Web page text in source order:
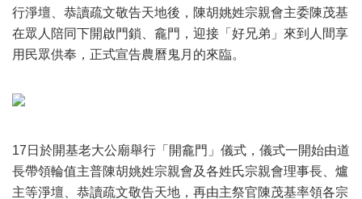
行淨壇、恭讀疏文敬告天地後，陳胡姚姓宗親會主委陳茂基
在眾人陪同下開啟門鎖、龕門，迎接「好兄弟」來到人間享
用民眾供奉，正式宣告農曆鬼月的來臨。
17日於開基老大公廟舉行「開龕門」儀式，儀式一開始由道
長帶領輪值主普陳胡姚姓宗親會及各姓氏宗親會理事長、爐
主等淨壇、恭讀疏文敬告天地，再由主祭官陳茂基率領各宗